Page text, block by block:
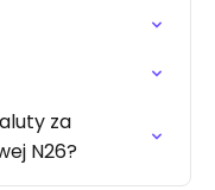
za
N26?